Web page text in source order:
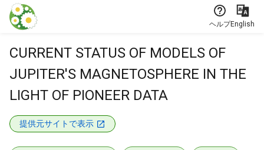
本文に飛ぶ
ヘルプEnglish
CURRENT STATUS OF MODELS OF
JUPITER'S MAGNETOSPHERE IN THE
LIGHT OF PIONEER DATA
提供元サイトで表示